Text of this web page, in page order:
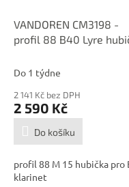
VANDOREN CM3198 -
profil 88 B40 Lyre
Do 1 týdne
2 141 Kč bez DPH
2 590 Kč
Do košíku
profil 88 M 15 hubička pro
klarinet